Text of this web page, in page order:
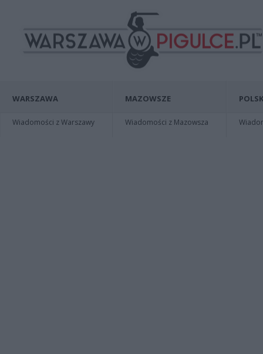
WARSZAWA
Wiadomości z Warszawy
MAZOWSZE
Wiadomości z Mazowsza